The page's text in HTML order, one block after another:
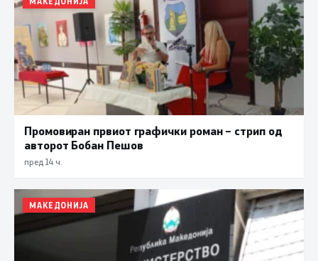
Промовиран првиот графички роман – стрип од
авторот Бобан Пешов
пред 14 ч.
МАКЕДОНИЈА